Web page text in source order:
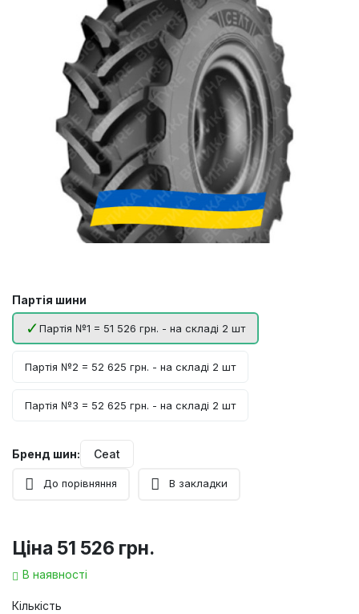
Партія шини
Партія №1 = 51 526 грн. - на складі 2 шт
Партія №2 = 52 625 грн. - на складі 2 шт
Партія №3 = 52 625 грн. - на складі 2 шт
Бренд шин: Ceat
До порівняння В закладки
Ціна 51 526 грн.
В наявності
Кількість